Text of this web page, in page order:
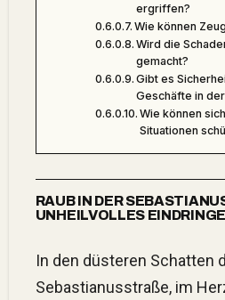
ergriffen?
Wie können
Wird die
gemacht?
Gibt es
Geschäfte in
Wie können
Situationen
RAUB IN DER
NHEILVOLLES EINDRINGEN
In den düsteren Schatten der
Sebastianusstraße, im